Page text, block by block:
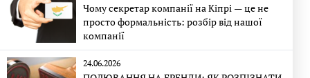
Чому секретар компанії на Кіпрі — це не
просто формальність: розбір від нашої
компанії
24.06.2026